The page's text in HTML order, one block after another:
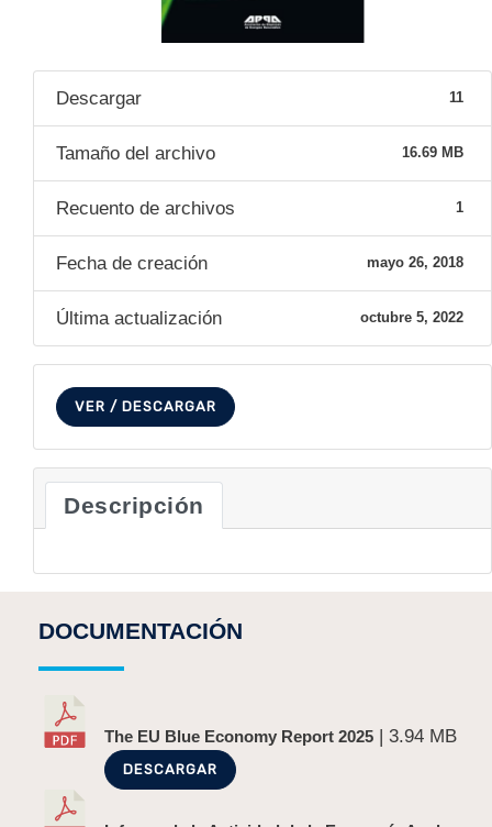
Descargar 11
Tamaño del archivo 16.69 MB
Recuento de archivos 1
Fecha de creación mayo 26, 2018
Última actualización octubre 5, 2022
VER / DESCARGAR
Descripción
DOCUMENTACIÓN
The EU Blue Economy Report 2025 | 3.94 MB
DESCARGAR